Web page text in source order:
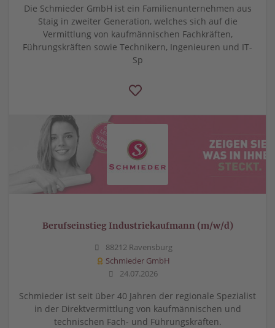
Die Schmieder GmbH ist ein Familienunternehmen aus
Staig in zweiter Generation, welches sich auf die
Vermittlung von kaufmännischen Fachkräften,
Führungskräften sowie Technikern, Ingenieuren und IT-
Sp
Berufseinstieg Industriekaufmann (m/w/d)
88212 Ravensburg
Schmieder GmbH
24.07.2026
Schmieder ist seit über 40 Jahren der regionale Spezialist
in der Direktvermittlung von kaufmännischen und
technischen Fach- und Führungskräften.